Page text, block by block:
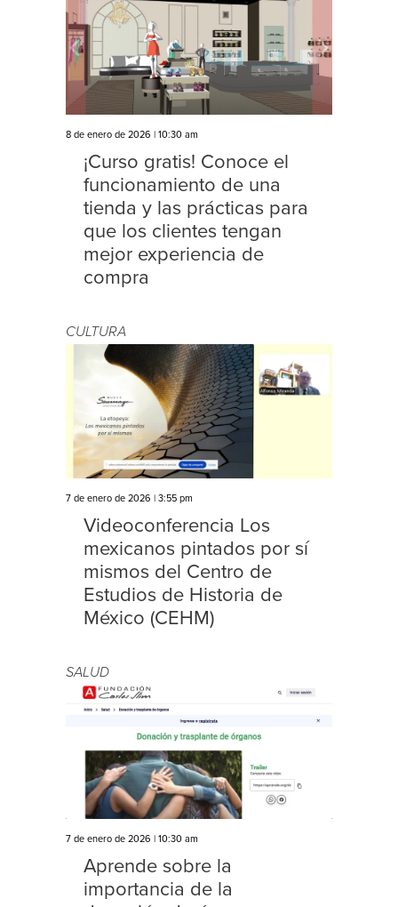
8 de enero de 2026 | 10:30 am
¡Curso gratis! Conoce el
funcionamiento de una
tienda y las prácticas para
que los clientes tengan
mejor experiencia de
compra
CULTURA
7 de enero de 2026 | 3:55 pm
Videoconferencia Los
mexicanos pintados por sí
mismos del Centro de
Estudios de Historia de
México (CEHM)
SALUD
7 de enero de 2026 | 10:30 am
Aprende sobre la
importancia de la